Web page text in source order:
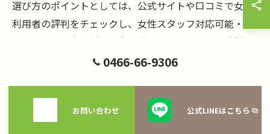
選び方のポイントとしては、公式サイトや口コミで女性
利用者の評判をチェックし、女性スタッフ対応可能・プ
ライバシー配慮・制服や名札着用の明記があるか確認し
ましょう。また、電話やメール相談時に対応が丁寧か、
から見積もりを取り、料金やサービス内容、対応の丁寧
さを比較するのも安心材料となります。
0466-66-9306
お問い合わせ 公式LINEはこちら